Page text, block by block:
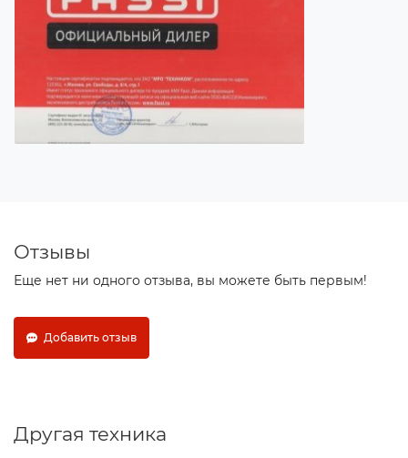
Отзывы
Еще нет ни одного отзыва, вы можете быть первым!
Добавить отзыв
Другая техника